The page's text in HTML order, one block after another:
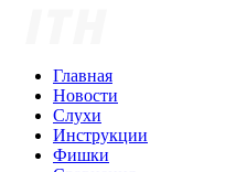
Главная
Новости
Слухи
Инструкции
Фишки